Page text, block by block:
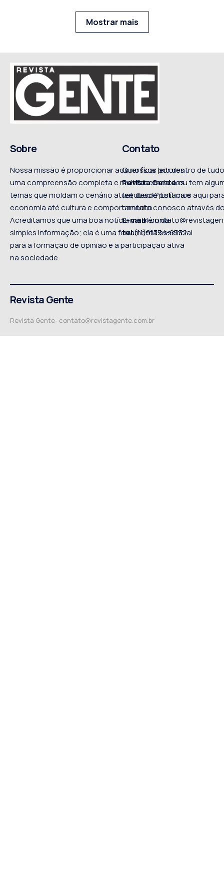
Mostrar mais
Sobre
Nossa missão é proporcionar aos nossos leitores
uma compreensão completa e multifacetada dos
temas que moldam o cenário atual, desde política e
economia até cultura e comportamento.
Acreditamos que uma boa notícia vai além da
simples informação; ela é uma ferramenta essencial
para a formação de opinião e a participação ativa
na sociedade.
Contato
Quer ficar por dentro de
Revista Genteou tem
feedback? Estamos aqui
contato conosco através
E-mail:
tel.(11)91754-6532
Revista Gente
Revista Gente- contato@revistagente.com.br